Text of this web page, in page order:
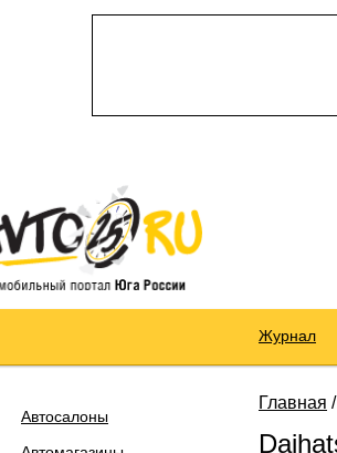
Журнал
Автосалоны
Главная /